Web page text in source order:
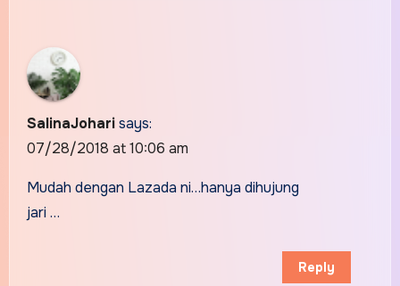
SalinaJohari says:
07/28/2018 at 10:06 am
Mudah dengan Lazada ni…hanya dihujung
jari …
Reply